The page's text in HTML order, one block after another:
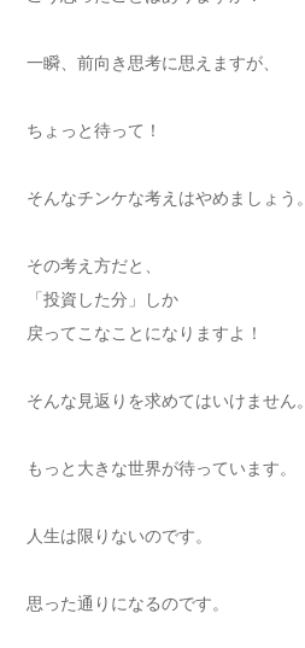
一瞬、前向き思考に思えますが、
ちょっと待って！
そんなチンケな考えはやめましょう。
その考え方だと、
「投資した分」しか
戻ってこなことになりますよ！
そんな見返りを求めてはいけません。
もっと大きな世界が待っています。
人生は限りないのです。
思った通りになるのです。